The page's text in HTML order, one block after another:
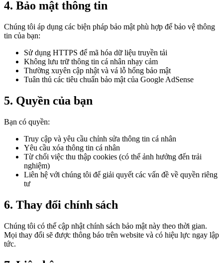
4. Bảo mật thông tin
Chúng tôi áp dụng các biện pháp bảo mật phù hợp để bảo vệ thông
tin của bạn:
Sử dụng HTTPS để mã hóa dữ liệu truyền tải
Không lưu trữ thông tin cá nhân nhạy cảm
Thường xuyên cập nhật và vá lỗ hổng bảo mật
Tuân thủ các tiêu chuẩn bảo mật của Google AdSense
5. Quyền của bạn
Bạn có quyền:
Truy cập và yêu cầu chỉnh sửa thông tin cá nhân
Yêu cầu xóa thông tin cá nhân
Từ chối việc thu thập cookies (có thể ảnh hưởng đến trải
nghiệm)
Liên hệ với chúng tôi để giải quyết các vấn đề về quyền riêng
tư
6. Thay đổi chính sách
Chúng tôi có thể cập nhật chính sách bảo mật này theo thời gian.
Mọi thay đổi sẽ được thông báo trên website và có hiệu lực ngay lập
tức.